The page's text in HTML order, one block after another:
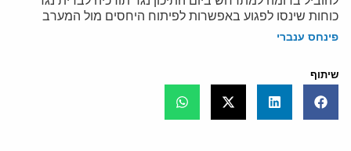
כוחות שינסו לפגוע באפשרות לפיתוח היחסים מול המערב
פינחס ענברי
שיתוף